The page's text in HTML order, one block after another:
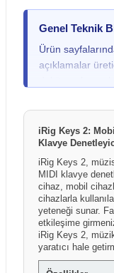
durumu göz
fiziksel bir hasar
davul gibi
kutuda hasar
edilmesi
görevlisine
bir zorunluluktur;
hasarlarda
başlatılabilirken,
hasarın taşıma
için sonradan
edilememektedir.
Genel Teknik
Ürün
açıklamalar
sonuçları;
altyapısı,
faktörlere bağlı
firmalar ürün
yapmaksızın
Kutu içeriği ve
üretici firma ve
bölge veya parti
sayfalarında yer
ve gerçek ürün,
görsellerden
iRig Keys 2:
Klavye
iRig Keys 2,
MIDI klavye
cihaz, mobil
cihazlarla
yeteneği sunar.
etkileşime
iRig Keys 2,
yaratıcı hale